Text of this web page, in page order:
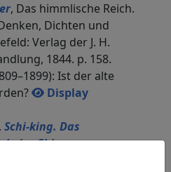
, Das himmlische Reich.
Dichten und
Verlag der J. H.
1844. p. 158.
Ist der alte
Display
Schi-king. Das
der Chinesen.